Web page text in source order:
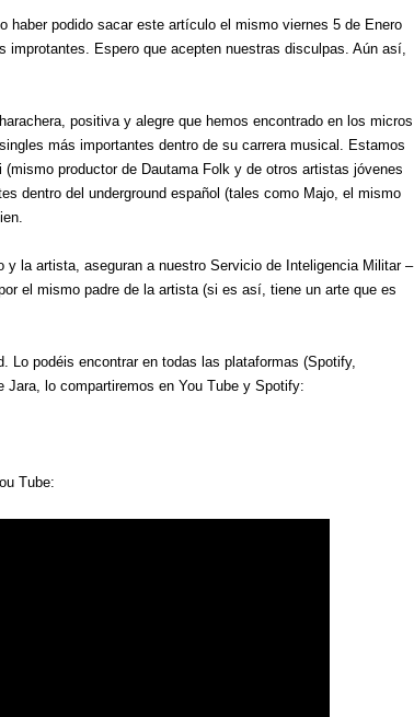
haber podido sacar este artículo el mismo viernes 5 de Enero
Espero que acepten nuestras disculpas. Aún así,
positiva y alegre que hemos encontrado en los micros
más importantes dentro de su carrera musical. Estamos
productor de Dautama Folk y de otros artistas jóvenes
dentro del underground español (tales como Majo, el mismo
la artista, aseguran a nuestro Servicio de Inteligencia Militar –
el mismo padre de la artista (si es así, tiene un arte que es
Lo podéis encontrar en todas las plataformas (Spotify,
Jara, lo compartiremos en You Tube y Spotify:
Tube: